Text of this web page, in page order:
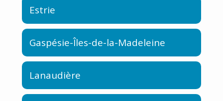
Estrie
Gaspésie-Îles-de-la-Madeleine
Lanaudière